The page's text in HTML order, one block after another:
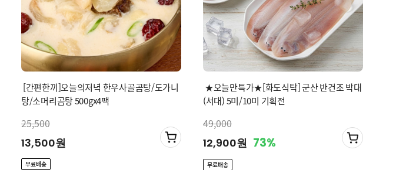
[간편한끼]오늘의저녁 한우사골곰탕/도가니
탕/소머리곰탕 500gx4팩
25,500
13,500원
무료배송
★오늘만특가★[화도식탁] 군산 반건조 박대
(서대) 5미/10미 기획전
49,000
12,900원 73%
무료배송